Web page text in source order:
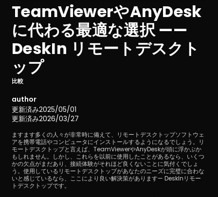
利用規約
個人情報の取り扱いについて
TeamViewerやAnyDesk
に代わる最適な選択 ——
DeskIn リモートデスクト
ップ
比較
author
更新済み2025/05/01
更新済み2026/03/27
ますます多くの人々が非常時に備えて、リモートデスクトップソフトウェ
アを携帯電話やコンピュータにインストールするようになるでしょう。リ
モートデスクトップと言えば、TeamViewerやAnyDeskが頭に浮かぶか
もしれません。しかし、これらを以前に使用したことがあるなら、いくつ
かの欠点がまだあり、接続体験がそれほど良くないことに気付くでしょ
う。使用しているリモートデスクトップがあなたのニーズに完璧に合わな
いと感じているなら、ここにより良い解決策があります— DeskInリモー
トデスクトップです。
ダウンロード